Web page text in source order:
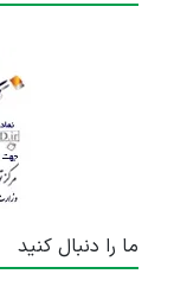
ما را دنبال کنید